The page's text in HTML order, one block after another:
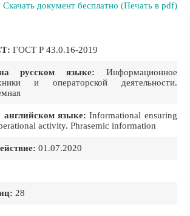
Скачать документ бесплатно (Печать в pdf)
ГОСТ Р 43.0.16-2019
русском языке: Информационное
и операторской деятельности.
языке: Informational ensuring
activity. Phrasemic information
01.07.2020
28